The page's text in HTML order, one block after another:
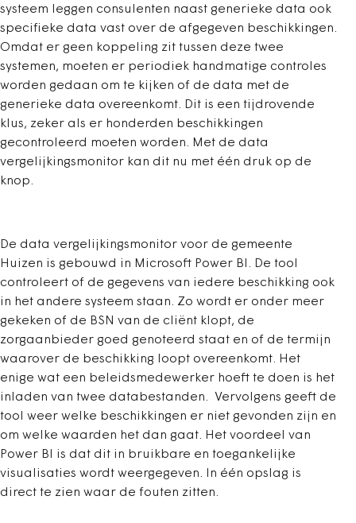
systeem leggen consulenten naast generieke data ook
specifieke data vast over de afgegeven beschikkingen.
Omdat er geen koppeling zit tussen deze twee
systemen, moeten er periodiek handmatige controles
worden gedaan om te kijken of de data met de
generieke data overeenkomt. Dit is een tijdrovende
klus, zeker als er honderden beschikkingen
gecontroleerd moeten worden. Met de data
vergelijkingsmonitor kan dit nu met één druk op de
knop.
De data vergelijkingsmonitor voor de gemeente
Huizen is gebouwd in Microsoft Power BI. De tool
controleert of de gegevens van iedere beschikking ook
in het andere systeem staan. Zo wordt er onder meer
gekeken of de BSN van de cliënt klopt, de
zorgaanbieder goed genoteerd staat en of de termijn
waarover de beschikking loopt overeenkomt. Het
enige wat een beleidsmedewerker hoeft te doen is het
inladen van twee databestanden. Vervolgens geeft de
tool weer welke beschikkingen er niet gevonden zijn en
om welke waarden het dan gaat. Het voordeel van
Power BI is dat dit in bruikbare en toegankelijke
visualisaties wordt weergegeven. In één opslag is
direct te zien waar de fouten zitten.